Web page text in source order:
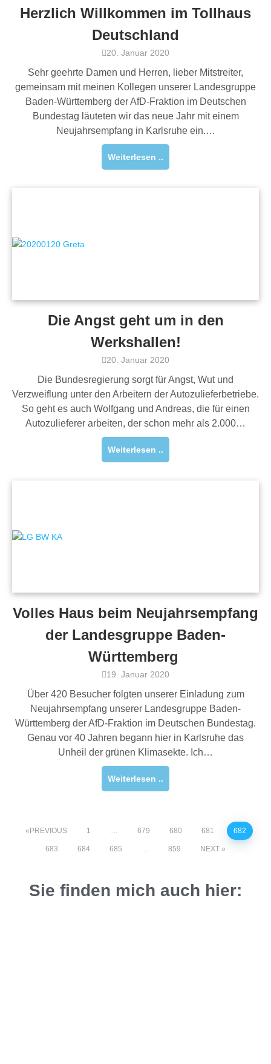
Herzlich Willkommen im Tollhaus
Deutschland
20. Januar 2020
Sehr geehrte Damen und Herren, lieber Mitstreiter,
gemeinsam mit meinen Kollegen unserer Landesgruppe
Baden-Württemberg der AfD-Fraktion im Deutschen
Bundestag läuteten wir das neue Jahr mit einem
Neujahrsempfang in Karlsruhe ein.…
Weiterlesen ..
Die Angst geht um in den
Werkshallen!
20. Januar 2020
Die Bundesregierung sorgt für Angst, Wut und
Verzweiflung unter den Arbeitern der Autozulieferbetriebe.
So geht es auch Wolfgang und Andreas, die für einen
Autozulieferer arbeiten, der schon mehr als 2.000…
Weiterlesen ..
Volles Haus beim Neujahrsempfang
der Landesgruppe Baden-
Württemberg
19. Januar 2020
Über 420 Besucher folgten unserer Einladung zum
Neujahrsempfang unserer Landesgruppe Baden-
Württemberg der AfD-Fraktion im Deutschen Bundestag.
Genau vor 40 Jahren begann hier in Karlsruhe das
Unheil der grünen Klimasekte. Ich…
Weiterlesen ..
PREVIOUS 1 … 679 680 681 682
683 684 685 … 859 NEXT
Sie finden mich auch hier: